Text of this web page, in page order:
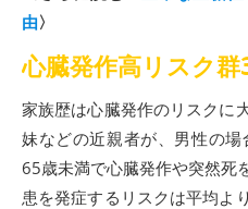
由〉
心臓発作高リスク
家族歴は心臓発作のリスクに
妹などの近親者が、男性の
65歳未満で心臓発作や突然死
患を発症するリスクは平均よ